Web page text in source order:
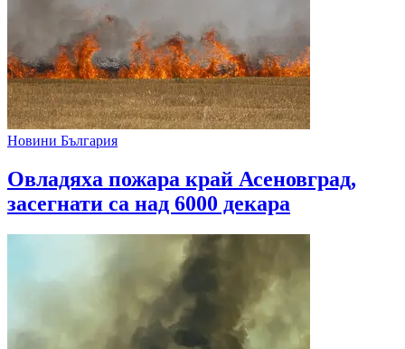
Новини България
Овладяха пожара край Асеновград,
засегнати са над 6000 декара